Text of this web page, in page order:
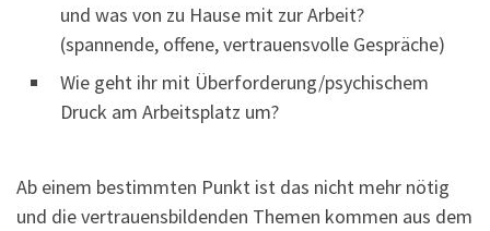
und was von zu Hause mit zur Arbeit?
(spannende, offene, vertrauensvolle Gespräche)
Wie geht ihr mit Überforderung/psychischem
Druck am Arbeitsplatz um?
Ab einem bestimmten Punkt ist das nicht mehr nötig
und die vertrauensbildenden Themen kommen aus dem